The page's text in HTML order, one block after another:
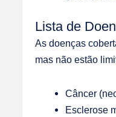
Lista de
As doenças
mas não estão
Câncer
Esclerose